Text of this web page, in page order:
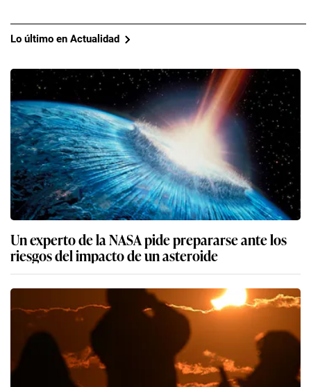
Lo último en Actualidad
Un experto de la NASA pide prepararse ante los
riesgos del impacto de un asteroide